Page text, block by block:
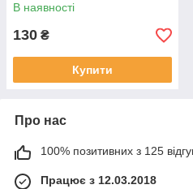
В наявності
130 ₴
Купити
Про нас
100% позитивних з 125
Працює з 12.03.2018